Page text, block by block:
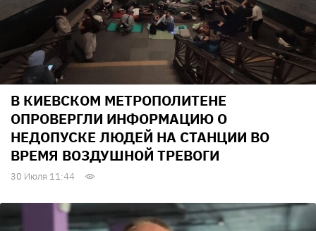
В КИЕВСКОМ МЕТРОПОЛИТЕНЕ
ОПРОВЕРГЛИ ИНФОРМАЦИЮ О
НЕДОПУСКЕ ЛЮДЕЙ НА СТАНЦИИ ВО
ВРЕМЯ ВОЗДУШНОЙ ТРЕВОГИ
30 Июля 11:44